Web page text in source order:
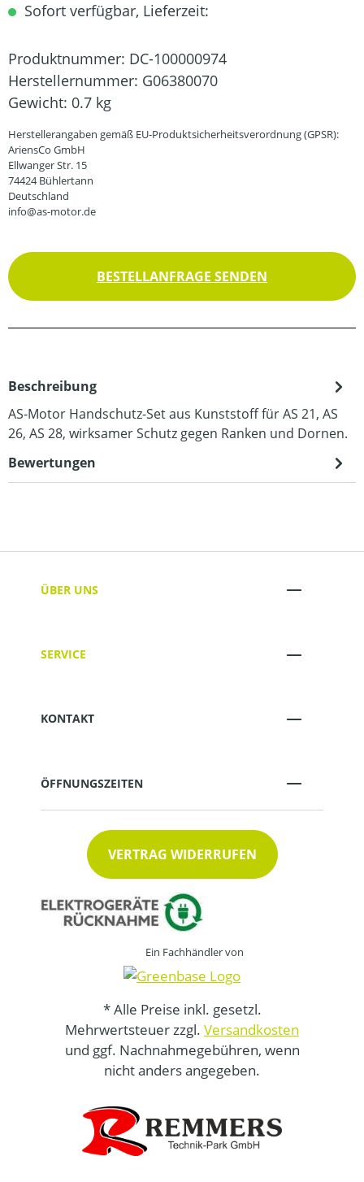
Sofort verfügbar, Lieferzeit:
Produktnummer: DC-100000974
Herstellernummer: G06380070
Gewicht: 0.7 kg
Herstellerangaben gemäß EU-Produktsicherheitsverordnung (GPSR):
AriensCo GmbH
Ellwanger Str. 15
74424 Bühlertann
Deutschland
info@as-motor.de
BESTELLANFRAGE SENDEN
Beschreibung
AS-Motor Handschutz-Set aus Kunststoff für AS 21, AS
26, AS 28, wirksamer Schutz gegen Ranken und Dornen.
Bewertungen
ÜBER UNS
SERVICE
KONTAKT
ÖFFNUNGSZEITEN
VERTRAG WIDERRUFEN
Ein Fachhändler von
* Alle Preise inkl. gesetzl.
Mehrwertsteuer zzgl. Versandkosten
und ggf. Nachnahmegebühren, wenn
nicht anders angegeben.